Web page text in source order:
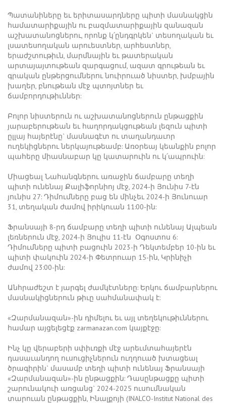
Պատանիները եւ երիտասարդները պիտի մասնակցին
համատարիքային ու բազմատարիքային զանազան
աշխատանոցներու, որոնք կ՛ընդգրկեն` տեսողական եւ
լսատեսողական արուեստներ, արհեստներ,
երաժշտութիւն, մարմնային եւ թատերական
արտայայտութեան զարգացում, ազատ գրութեան եւ
գրական ընթերցումներու նուիրուած նիստեր, խմբային
խաղեր, բնութեան մէջ պտոյտներ եւ
ճամբորդութիւններ:
Բոլոր նիստերուն ու աշխատանոցներուն ընթացքին
յարաբերութեան եւ հաղորդակցութեան լեզուն պիտի
ըլլայ հայերէնը` մասնագէտ ու տաղանդաւոր
ուղեկիցներու ներկայութեամբ: Առօրեայ կեանքին բոլոր
պահերը միասնաբար կը կատարուին ու կ՛ապրուին:
Միացեալ Նահանգներու առաջին ճամբարը տեղի
պիտի ունենայ Քալիֆորնիոյ մէջ, 2024-ի Յունիս 7-էն
յունիս 27: Դիմումները բաց են մինչեւ 2024-ի Յունուար
31, տեղական ժամով իրիկուան 11:00-ին:
Ֆրանսայի 8-րդ ճամբարը տեղի պիտի ունենայ Ալպեան
լեռներուն մէջ, 2024-ի Յուլիս 11-էն Օգոստոս 6:
Դիմումները պիտի բացուին 2023-ի Դեկտեմբեր 10-ին եւ
պիտի փակուին 2024-ի Փետրուար 15-ին, Կրինիչի
ժամով 23:00-ին:
Անհրաժեշտ է յարգել ժամկէտները: Երկու ճամբարներու
մասնակիցներուն թիւը սահմանափակ է:
«Զարմանազան»-ին դիմելու եւ այլ տեղեկութիւններու
համար այցելեցէք zarmanazan.com կայքէջը:
Ինչ կը վերաբերի սփիւռքի մէջ արեւմտահայերէն
դասաւանդող ուսուցիչներուն ուղղուած խտացեալ
ծրագիրին` մասամբ տեղի պիտի ունենայ Ֆրանսայի
«Զարմանազան»-ին ընթացքին: Դասընթացքը պիտի
շարունակուի առցանց` 2024-2025 ուսումնական
տարուան ընթացքին, Ինալքոյի (INALCO-Institut National des